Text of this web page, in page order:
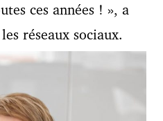
ces années ! », a
réseaux sociaux.